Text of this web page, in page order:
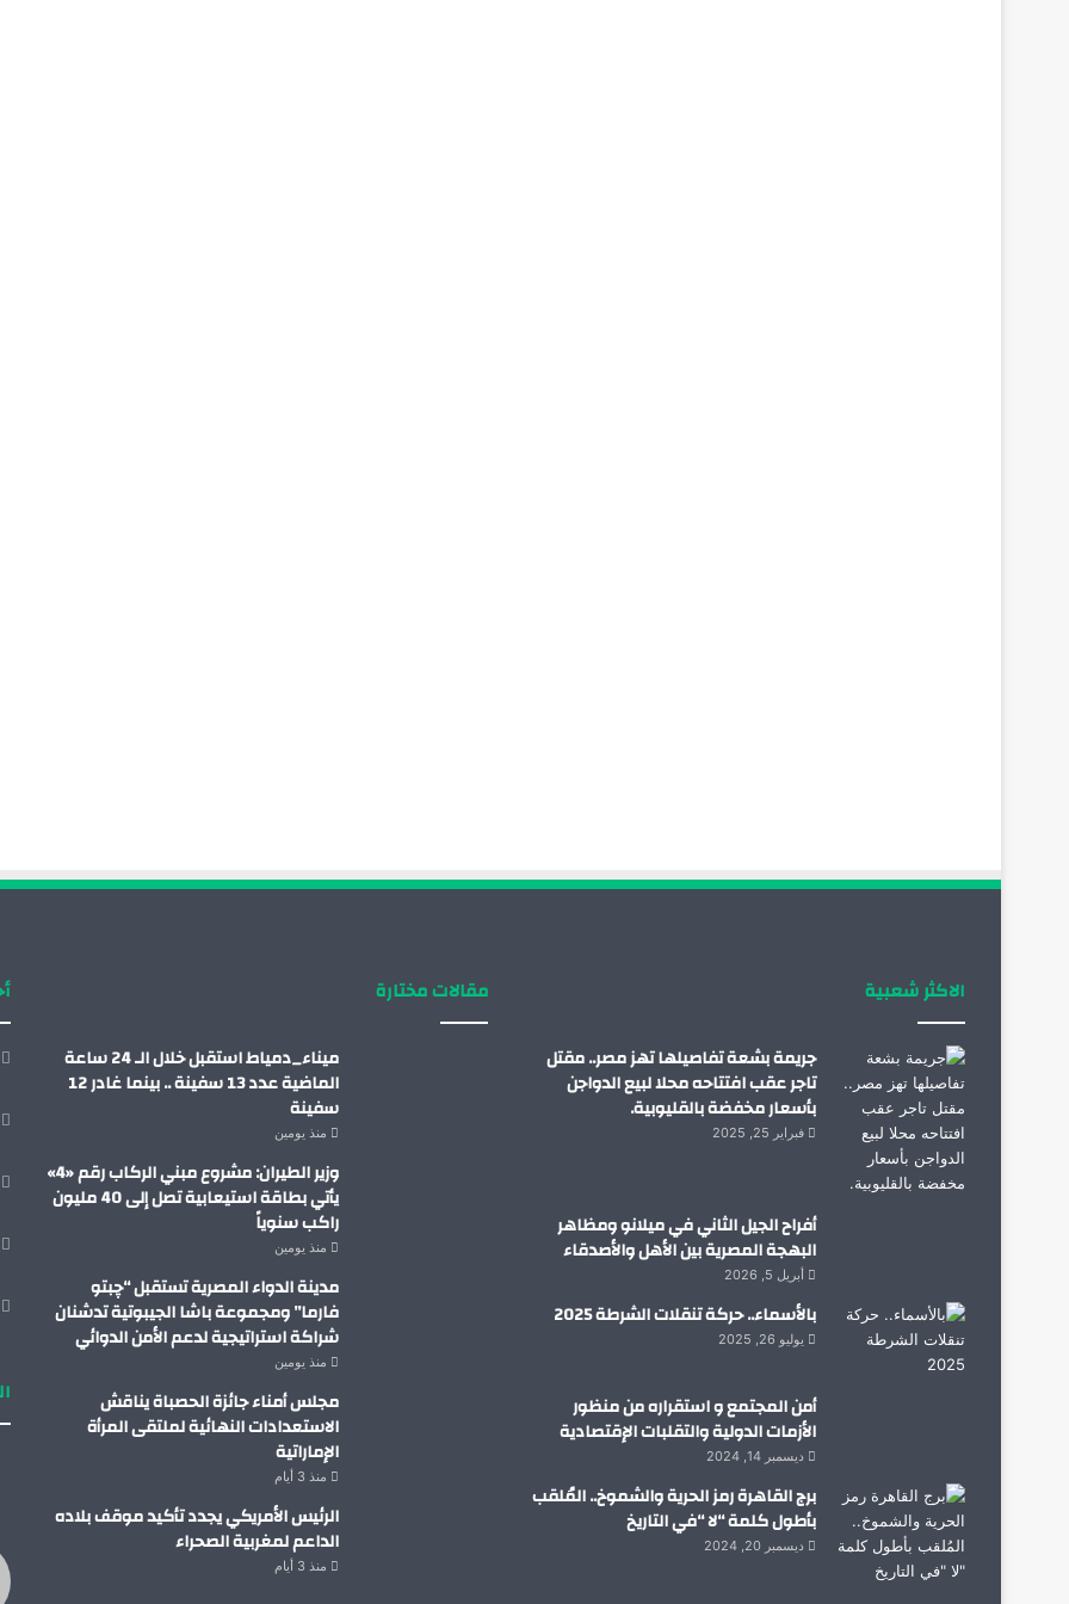
الاكثر شعبية
جريمة بشعة تفاصيلها تهز مصر.. مقتل
تاجر عقب افتتاحه محلا لبيع الدواجن
بأسعار مخفضة بالقليوبية.
فبراير 25, 2025
أفراح الجيل الثاني في ميلانو ومظاهر
البهجة المصرية بين الأهل والأصدقاء
أبريل 5, 2026
بالأسماء.. حركة تنقلات الشرطة 2025
يوليو 26, 2025
أمن المجتمع و استقراره من منظور
الأزمات الدولية والتقلبات الإقتصادية
ديسمبر 14, 2024
برج القاهرة رمز الحرية والشموخ.. المُلقب
بأطول كلمة “لا “في التاريخ
ديسمبر 20, 2024
مقالات مختارة
ميناء_دمياط استقبل خلال الـ 24 ساعة
الماضية عدد 13 سفينة .. بينما غادر 12
سفينة
منذ يومين
وزير الطيران: مشروع مبني الركاب رقم «4»
يأتي بطاقة استيعابية تصل إلى 40 مليون
راكب سنوياً
منذ يومين
مدينة الدواء المصرية تستقبل “چبتو
فارما” ومجموعة باشا الجيبوتية تدشنان
شراكة استراتيجية لدعم الأمن الدوائي
منذ يومين
مجلس أمناء جائزة الحصباة يناقش
الاستعدادات النهائية لملتقى المرأة
الإماراتية
منذ 3 أيام
الرئيس الأمريكي يجدد تأكيد موقف بلاده
الداعم لمغربية الصحراء
منذ 3 أيام